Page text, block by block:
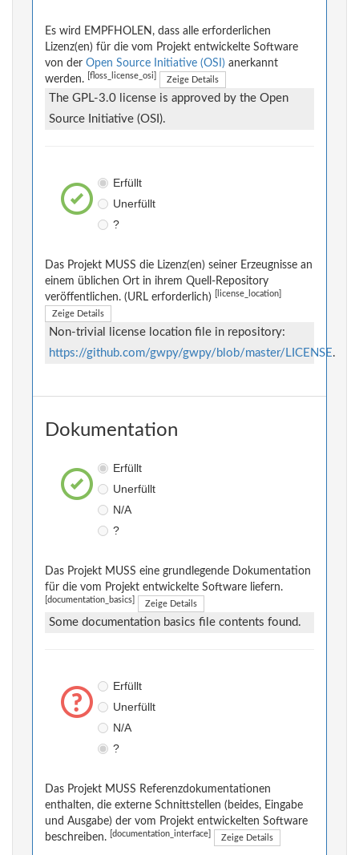
Es wird EMPFHOLEN, dass alle erforderlichen
Lizenz(en) für die vom Projekt entwickelte Software
von der Open Source Initiative (OSI) anerkannt
werden.
[floss_license_osi] Zeige Details
The GPL-3.0 license is approved by the Open
Source Initiative (OSI).
Erfüllt
Unerfüllt
?
Das Projekt MUSS die Lizenz(en) seiner Erzeugnisse an
einem üblichen Ort in ihrem Quell-Repository
veröffentlichen. (URL erforderlich)
[license_location]
Zeige Details
Non-trivial license location file in repository:
https://github.com/gwpy/gwpy/blob/master/LICENSE.
Dokumentation
Erfüllt
Unerfüllt
N/A
?
Das Projekt MUSS eine grundlegende Dokumentation
für die vom Projekt entwickelte Software liefern.
[documentation_basics] Zeige Details
Some documentation basics file contents found.
Erfüllt
Unerfüllt
N/A
?
Das Projekt MUSS Referenzdokumentationen
enthalten, die externe Schnittstellen (beides, Eingabe
und Ausgabe) der vom Projekt entwickelten Software
beschreiben.
[documentation_interface] Zeige Details